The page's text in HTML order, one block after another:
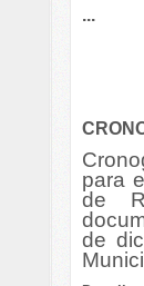
...
para
de
de